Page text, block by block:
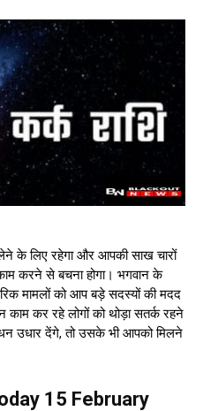
के लिए रहेगा और आपकी साख चारों
करने से बचना होगा। भगवान के
मामलों को आप बड़े सदस्यों की मदद
कर रहे लोगों को थोड़ा सतर्क रहने
उधार देंगे, तो उसके भी आपको मिलने
15 February